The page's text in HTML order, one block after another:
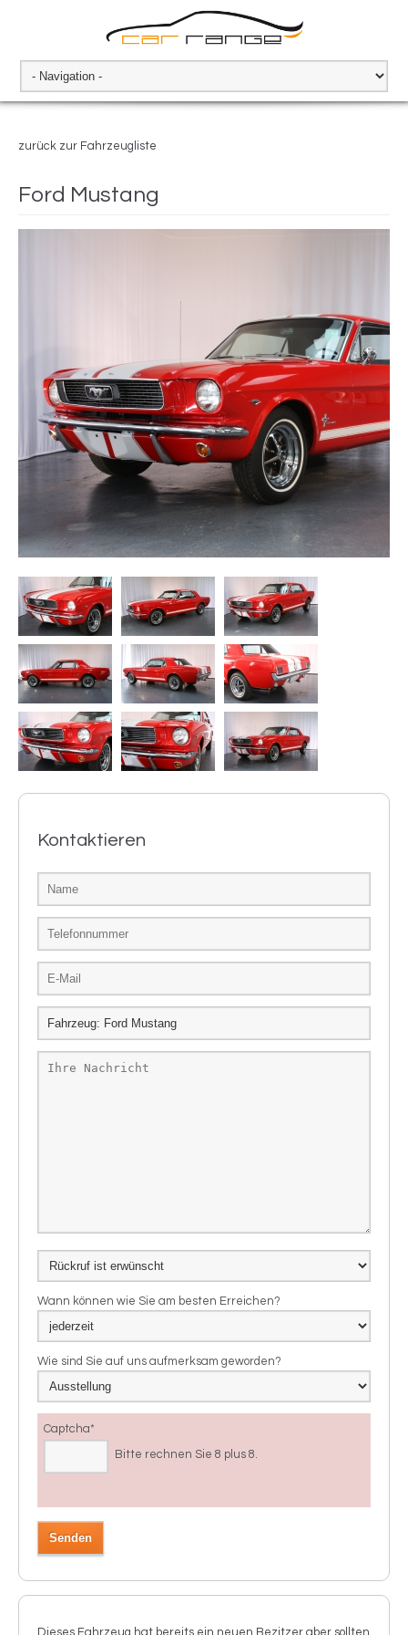
zurück zur Fahrzeugliste
Ford Mustang
Kontaktieren
Wann können wie Sie am besten Erreichen?
Wie sind Sie auf uns aufmerksam geworden?
Captcha*
Bitte rechnen Sie 8 plus 8.
Dieses Fahrzeug hat bereits ein neuen Bezitzer aber sollten